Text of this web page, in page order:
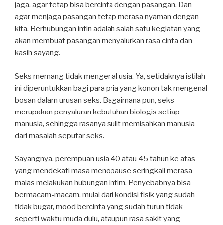
jaga, agar tetap bisa bercinta dengan pasangan. Dan
agar menjaga pasangan tetap merasa nyaman dengan
kita. Berhubungan intin adalah salah satu kegiatan yang
akan membuat pasangan menyalurkan rasa cinta dan
kasih sayang.
Seks memang tidak mengenal usia. Ya, setidaknya istilah
ini diperuntukkan bagi para pria yang konon tak mengenal
bosan dalam urusan seks. Bagaimana pun, seks
merupakan penyaluran kebutuhan biologis setiap
manusia, sehingga rasanya sulit memisahkan manusia
dari masalah seputar seks.
Sayangnya, perempuan usia 40 atau 45 tahun ke atas
yang mendekati masa menopause seringkali merasa
malas melakukan hubungan intim. Penyebabnya bisa
bermacam-macam, mulai dari kondisi fisik yang sudah
tidak bugar, mood bercinta yang sudah turun tidak
seperti waktu muda dulu, ataupun rasa sakit yang